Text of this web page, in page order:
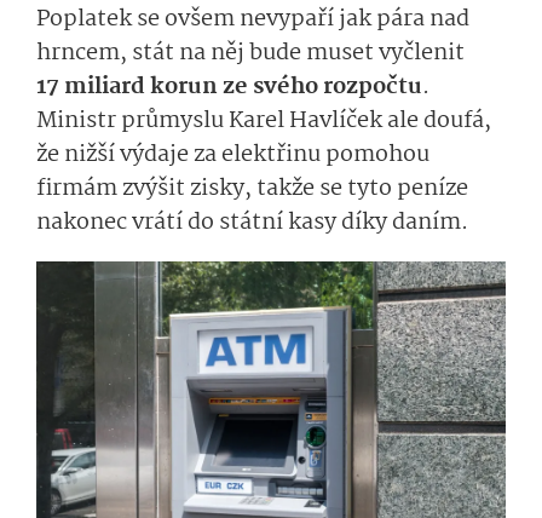
Poplatek se ovšem nevypaří jak pára nad
hrncem, stát na něj bude muset vyčlenit
17 miliard korun ze svého rozpočtu.
Ministr průmyslu Karel Havlíček ale doufá,
že nižší výdaje za elektřinu pomohou
firmám zvýšit zisky, takže se tyto peníze
nakonec vrátí do státní kasy díky daním.